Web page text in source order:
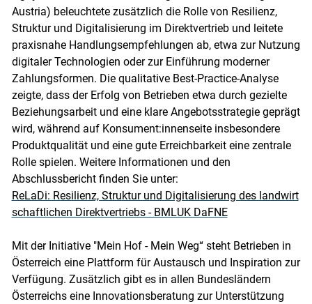
Austria) beleuchtete zusätzlich die Rolle von Resilienz,
Struktur und Digitalisierung im Direktvertrieb und leitete
praxisnahe Handlungsempfehlungen ab, etwa zur Nutzung
digitaler Technologien oder zur Einführung moderner
Zahlungsformen. Die qualitative Best-Practice-Analyse
zeigte, dass der Erfolg von Betrieben etwa durch gezielte
Beziehungsarbeit und eine klare Angebotsstrategie geprägt
wird, während auf Konsument:innenseite insbesondere
Produktqualität und eine gute Erreichbarkeit eine zentrale
Rolle spielen. Weitere Informationen und den
Abschlussbericht finden Sie unter:
ReLaDi: Resilienz, Struktur und Digitalisierung des landwirt
schaftlichen Direktvertriebs - BMLUK DaFNE
Mit der Initiative "Mein Hof - Mein Weg“ steht Betrieben in
Österreich eine Plattform für Austausch und Inspiration zur
Verfügung. Zusätzlich gibt es in allen Bundesländern
Österreichs eine Innovationsberatung zur Unterstützung